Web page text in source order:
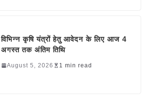
विभिन्न कृषि यंत्रों हेतु आवेदन के लिए आज 4
अगस्त तक अंतिम तिथि
August 5, 2026 1 min read